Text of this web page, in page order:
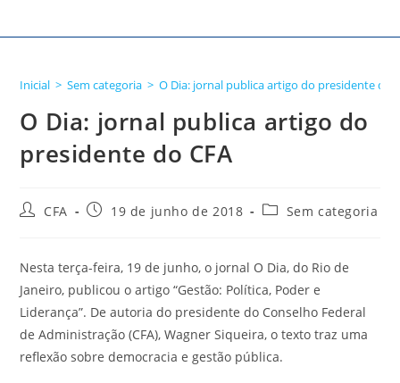
Inicial > Sem categoria > O Dia: jornal publica artigo do presidente do
O Dia: jornal publica artigo do
presidente do CFA
CFA 19 de junho de 2018 Sem categoria
Nesta terça-feira, 19 de junho, o jornal O Dia, do Rio de
Janeiro, publicou o artigo “Gestão: Política, Poder e
Liderança”. De autoria do presidente do Conselho Federal
de Administração (CFA), Wagner Siqueira, o texto traz uma
reflexão sobre democracia e gestão pública.